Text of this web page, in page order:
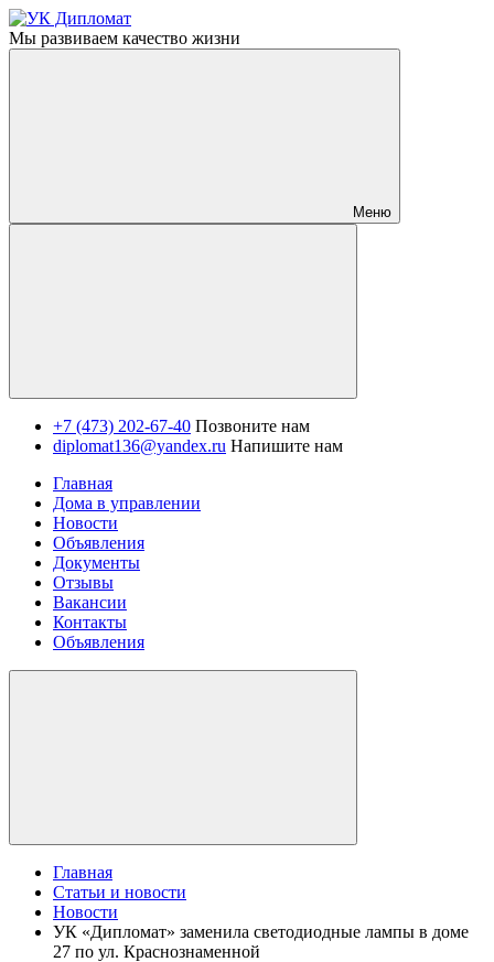
Мы развиваем качество жизни
Меню
+7 (473) 202-67-40 Позвоните нам
diplomat136@yandex.ru Напишите нам
Главная
Дома в управлении
Новости
Объявления
Документы
Отзывы
Вакансии
Контакты
Объявления
Главная
Статьи и новости
Новости
УК «Дипломат» заменила светодиодные лампы в доме
27 по ул. Краснознаменной